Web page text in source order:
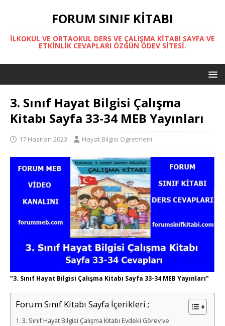
FORUM SINIF KITABI
İLKOKUL VE ORTAOKUL DERS VE ÇALIŞMA KITABI SAYFA VE
ETKINLIK CEVAPLARI ÖZGÜN ÖDEV SITESI.
3. Sınıf Hayat Bilgisi Çalışma
Kitabı Sayfa 33-34 MEB Yayınları
17 Haziran 2023 Hayat Bilgisi Ogretmeni
"3. Sınıf Hayat Bilgisi Çalışma Kitabı Sayfa 33-34 MEB Yayınları"
Forum Sınıf Kitabı Sayfa İçerikleri ;
3. Sınıf Hayat Bilgisi Çalışma Kitabı Evdeki Görev ve